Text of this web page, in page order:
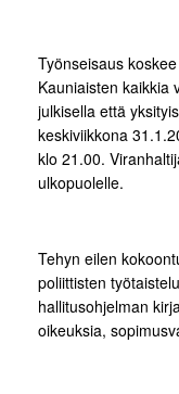
Työnseisaus
Kauniaisten kaikkia
julkisella että
keskiviikkona
klo 21.00.
ulkopuolelle.
Tehyn eilen
poliittisten
hallitusohjelman
oikeuksia,